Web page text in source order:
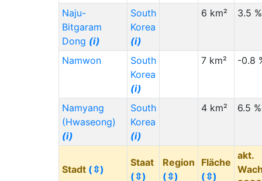
Naju-
Bitgaram
Dong (i)
South
Korea
(i)
6 km² 3.5 %
Namwon
South
Korea
(i)
7 km² -0.8
Namyang
(Hwaseong)
(i)
South
Korea
(i)
4 km² 6.5 %
Stadt (⇳)
Staat
(⇳)
Region
(⇳)
Fläche
(⇳)
akt.